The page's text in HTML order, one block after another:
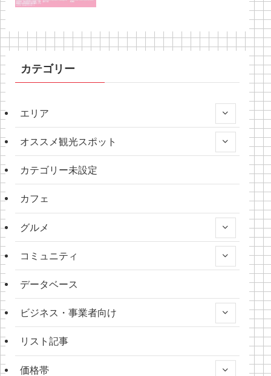
カテゴリー
エリア
オススメ観光スポット
カテゴリー未設定
カフェ
グルメ
コミュニティ
データベース
ビジネス・事業者向け
リスト記事
価格帯